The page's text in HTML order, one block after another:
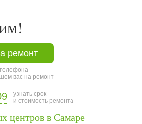
ремонт
вас на ремонт
узнать срок
и стоимость ремонта
центров в Самаре